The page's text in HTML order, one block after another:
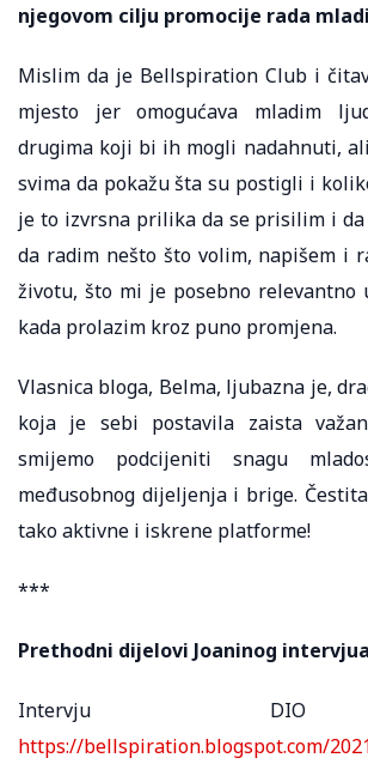
njegovom cilju promocije rada
Mislim da je Bellspiration Club i
mjesto jer omogućava mladim
drugima koji bi ih mogli nadahnuti,
svima da pokažu šta su postigli i
je to izvrsna prilika da se prisilim i da
da radim nešto što volim, napišem i
životu, što mi je posebno relevantno
kada prolazim kroz puno promjena.
Vlasnica bloga, Belma, ljubazna je,
koja je sebi postavila zaista
smijemo podcijeniti snagu
međusobnog dijeljenja i brige.
tako aktivne i iskrene platforme!
***
Prethodni dijelovi Joaninog
Intervju
https://bellspiration.blogspot.com/